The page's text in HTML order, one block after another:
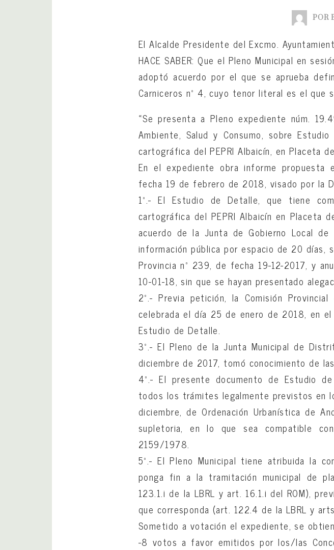
POR
El Alcalde Presidente del Excmo.
HACE SABER: Que el Pleno Municipal en
adoptó acuerdo por el que se aprueba
Carniceros nº 4, cuyo tenor literal es el que
«Se presenta a Pleno expediente núm.
Ambiente, Salud y Consumo, sobre
cartográfica del PEPRI Albaicín, en Placeta
En el expediente obra informe propuesta
fecha 19 de febrero de 2018, visado por la
1º.- El Estudio de Detalle, que tiene
cartográfica del PEPRI Albaicín en Placeta
acuerdo de la Junta de Gobierno Local
información pública por espacio de 20 días,
Provincia nº 239, de fecha 19-12-2017, y
10-01-18, sin que se hayan presentado
2º.- Previa petición, la Comisión
celebrada el día 25 de enero de 2018, en
Estudio de Detalle.
3º.- El Pleno de la Junta Municipal de
diciembre de 2017, tomó conocimiento de
4º.- El presente documento de Estudio
todos los trámites legalmente previstos
diciembre, de Ordenación Urbanística de
supletoria, en lo que sea compatible
2159/1978.
5º.- El Pleno Municipal tiene atribuida la
ponga fin a la tramitación municipal de
123.1.i de la LBRL y art. 16.1.i del ROM),
que corresponda (art. 122.4 de la LBRL y
Sometido a votación el expediente, se
-8 votos a favor emitidos por los/las